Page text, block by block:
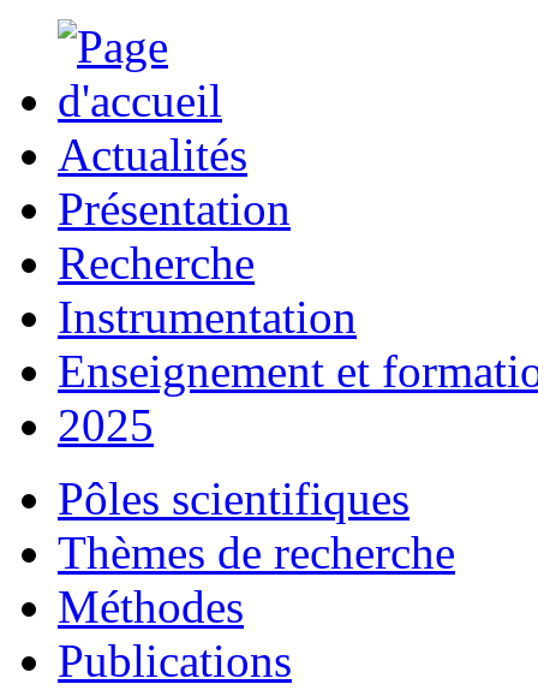
Actualités
Présentation
Recherche
Instrumentation
Enseignement et
2025
Pôles scientifiques
Thèmes de recherche
Méthodes
Publications